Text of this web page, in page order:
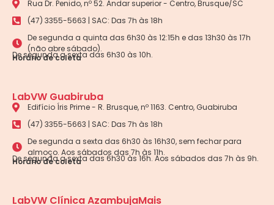
Rua Dr. Penido, nº 52. Andar superior - Centro, Brusque/SC
(47) 3355-5663 | SAC: Das 7h às 18h
De segunda a quinta das 6h30 às 12:15h e das 13h30 às 17h
(não abre sábado).
Horário de coleta
De segunda a sexta das 6h30 às 10h.
LabVW Guabiruba
Edifício Íris Prime - R. Brusque, nº 1163. Centro, Guabiruba
(47) 3355-5663 | SAC: Das 7h às 18h
De segunda a sexta das 6h30 às 16h30, sem fechar para
almoço. Aos sábados das 7h às 11h.
Horário de coleta
De segunda a sexta das 6h30 às 16h. Aos sábados das 7h às 9h.
LabVW Clínica AzambujaMais